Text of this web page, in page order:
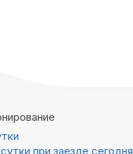
при заезде сегодня